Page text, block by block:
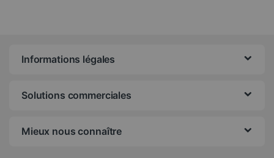
Informations légales
Solutions commerciales
Mieux nous connaître